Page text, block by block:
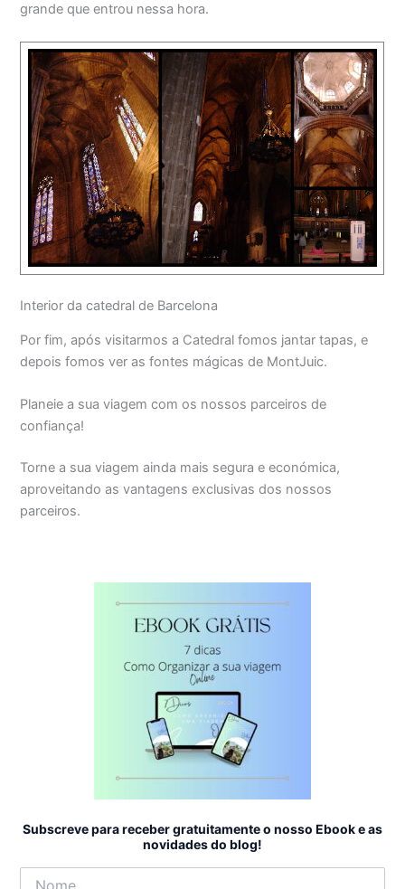
grande que entrou nessa hora.
Interior da catedral de Barcelona
Por fim, após visitarmos a Catedral fomos jantar tapas, e
depois fomos ver as fontes mágicas de MontJuic.
Planeie a sua viagem com os nossos parceiros de
confiança!
Torne a sua viagem ainda mais segura e económica,
aproveitando as vantagens exclusivas dos nossos
parceiros.
Subscreve para receber gratuitamente o nosso Ebook e as
novidades do blog!